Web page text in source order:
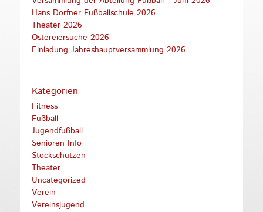
Hans Dorfner Fußballschule 2026
Theater 2026
Ostereiersuche 2026
Einladung Jahreshauptversammlung 2026
Kategorien
Fitness
Fußball
Jugendfußball
Senioren Info
Stockschützen
Theater
Uncategorized
Verein
Vereinsjugend